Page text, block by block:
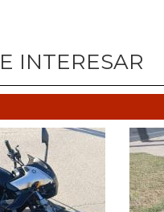
INTERESAR